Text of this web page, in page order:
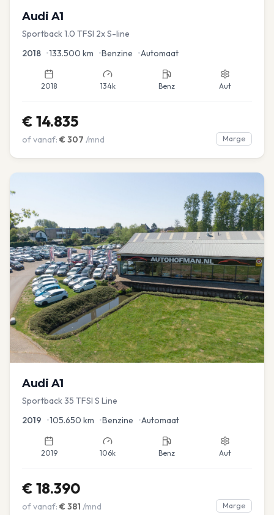
Audi A1
Sportback 1.0 TFSI 2x S-line
2018 •133.500 km •Benzine •Automaat
2018 134k Benz Aut
€ 14.835
of vanaf: € 307 /mnd Marge
Audi A1
Sportback 35 TFSI S Line
2019 •105.650 km •Benzine •Automaat
2019 106k Benz Aut
€ 18.390
of vanaf: € 381 /mnd Marge